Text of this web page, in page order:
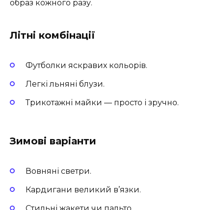
образ кожного разу.
Літні комбінації
Футболки яскравих кольорів.
Легкі льняні блузи.
Трикотажні майки — просто і зручно.
Зимові варіанти
Вовняні светри.
Кардигани великий в’язки.